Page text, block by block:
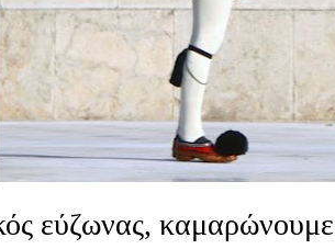
εύζωνας, καμαρώνουμε